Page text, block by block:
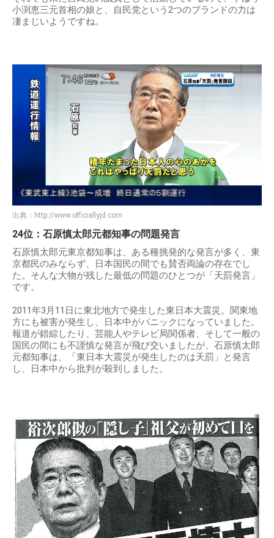
小渕恵三元首相の娘と、自民党という2つのブランドの力は
凄まじいようですね。
出典： http://www.officiallyjd.com
24位：石原慎太郎元都知事の問題発言
石原慎太郎元東京都知事は、ある種挑発的な発言が多く、東
京都民のみならず、日本国民の間でも賛否両論の存在でし
た。そんな大物が残した最低の問題のひとつが「天罰発言」
です。
2011年3月11日に東北地方で発生した東日本大震災。関東地
方にも被害が発生し、日本中がパニックになっていました。
報道が錯綜したり、芸能人やテレビ局関係者、そして一般の
国民の間にも不謹慎な発言が飛び交いましたが、石原慎太郎
元都知事は、「東日本大震災が発生したのは天罰」と発言
し、日本中から批判が殺到しました。